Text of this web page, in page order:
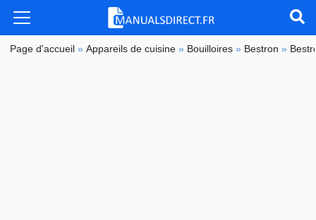
Page d'accueil »Appareils de cuisine » Bouilloires » Bestron »